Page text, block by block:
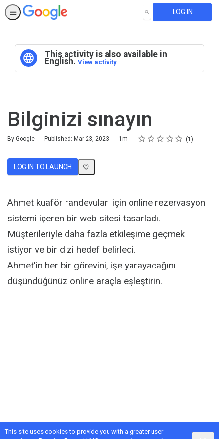
This site uses cookies to provide you with a greater user
SEARCH LOG IN
This activity is also available in
English. View activity
Bilginizi sınayın
By Google Published: Mar 23, 2023
Duration 1m Rating
1 star
2 stars
3 stars
4 stars
5 stars
Average rating: 5.0 1
1 review
LOG IN TO LAUNCH
Ahmet kuaför randevuları için online rezervasyon
sistemi içeren bir web sitesi tasarladı.
Müşterileriyle daha fazla etkileşime geçmek
istiyor ve bir dizi hedef belirledi.
Ahmet'in her bir görevini, işe yarayacağını
düşündüğünüz online araçla eşleştirin.